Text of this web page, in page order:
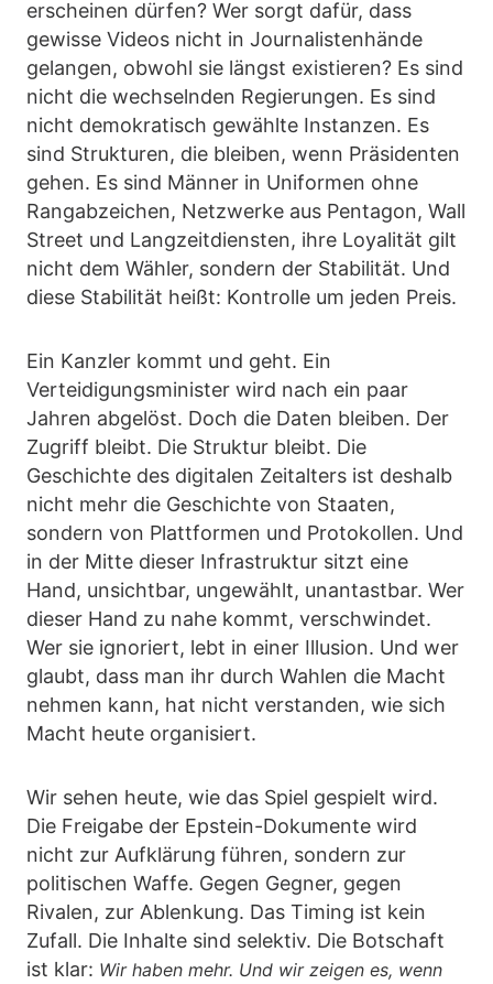
erscheinen dürfen? Wer sorgt dafür, dass
gewisse Videos nicht in Journalistenhände
gelangen, obwohl sie längst existieren? Es sind
nicht die wechselnden Regierungen. Es sind
nicht demokratisch gewählte Instanzen. Es
sind Strukturen, die bleiben, wenn Präsidenten
gehen. Es sind Männer in Uniformen ohne
Rangabzeichen, Netzwerke aus Pentagon, Wall
Street und Langzeitdiensten, ihre Loyalität gilt
nicht dem Wähler, sondern der Stabilität. Und
diese Stabilität heißt: Kontrolle um jeden Preis.
Ein Kanzler kommt und geht. Ein
Verteidigungsminister wird nach ein paar
Jahren abgelöst. Doch die Daten bleiben. Der
Zugriff bleibt. Die Struktur bleibt. Die
Geschichte des digitalen Zeitalters ist deshalb
nicht mehr die Geschichte von Staaten,
sondern von Plattformen und Protokollen. Und
in der Mitte dieser Infrastruktur sitzt eine
Hand, unsichtbar, ungewählt, unantastbar. Wer
dieser Hand zu nahe kommt, verschwindet.
Wer sie ignoriert, lebt in einer Illusion. Und wer
glaubt, dass man ihr durch Wahlen die Macht
nehmen kann, hat nicht verstanden, wie sich
Macht heute organisiert.
Wir sehen heute, wie das Spiel gespielt wird.
Die Freigabe der Epstein-Dokumente wird
nicht zur Aufklärung führen, sondern zur
politischen Waffe. Gegen Gegner, gegen
Rivalen, zur Ablenkung. Das Timing ist kein
Zufall. Die Inhalte sind selektiv. Die Botschaft
ist klar: Wir haben mehr. Und wir zeigen es, wenn